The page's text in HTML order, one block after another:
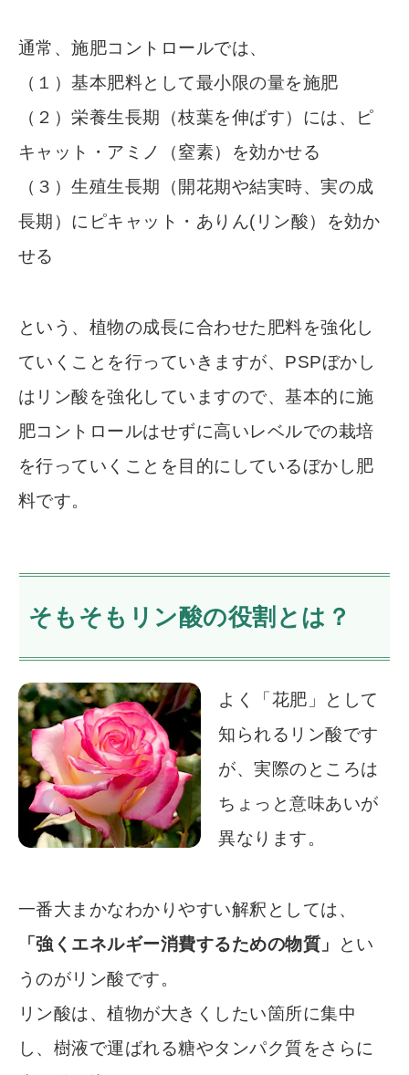
通常、施肥コントロールでは、
（１）基本肥料として最小限の量を施肥
（２）栄養生長期（枝葉を伸ばす）には、ピ
キャット・アミノ（窒素）を効かせる
（３）生殖生長期（開花期や結実時、実の成
長期）にピキャット・ありん(リン酸）を効か
せる
という、植物の成長に合わせた肥料を強化し
ていくことを行っていきますが、PSPぼかし
はリン酸を強化していますので、基本的に施
肥コントロールはせずに高いレベルでの栽培
を行っていくことを目的にしているぼかし肥
料です。
そもそもリン酸の役割とは？
よく「花肥」として
知られるリン酸です
が、実際のところは
ちょっと意味あいが
異なります。
一番大まかなわかりやすい解釈としては、
「強くエネルギー消費するための物質」
とい
うのがリン酸です。
リン酸は、植物が大きくしたい箇所に集中
し、樹液で運ばれる糖やタンパク質をさらに